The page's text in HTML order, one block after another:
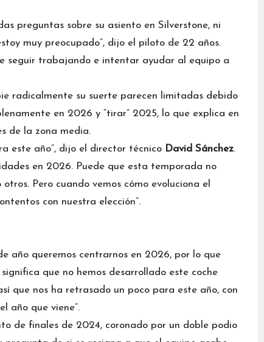
preguntas sobre su asiento en Silverstone, ni
muy preocupado”, dijo el piloto de 22 años.
seguir trabajando e intentar ayudar al equipo a
radicalmente su suerte parecen limitadas debido
en 2026 y “tirar” 2025, lo que explica en
de la zona media.
este año”, dijo el director técnico David Sánchez.
en 2026. Puede que esta temporada no
Pero cuando vemos cómo evoluciona el
con nuestra elección”.
año queremos centrarnos en 2026, por lo que
que no hemos desarrollado este coche
que nos ha retrasado un poco para este año, con
año que viene”.
de finales de 2024, coronado por un doble podio